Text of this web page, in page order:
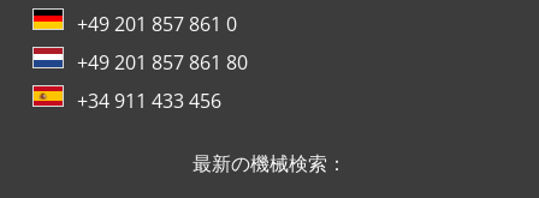
+49 201 857 861 0
+49 201 857 861 80
+34 911 433 456
最新の機械検索：